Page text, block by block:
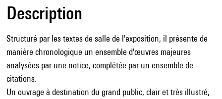
Description
Structuré par les textes de salle de l'exposition, il présente de
manière chronologique un ensemble d'œuvres majeures
analysées par une notice, complétée par un ensemble de
citations.
Un ouvrage à destination du grand public, clair et très illustré,